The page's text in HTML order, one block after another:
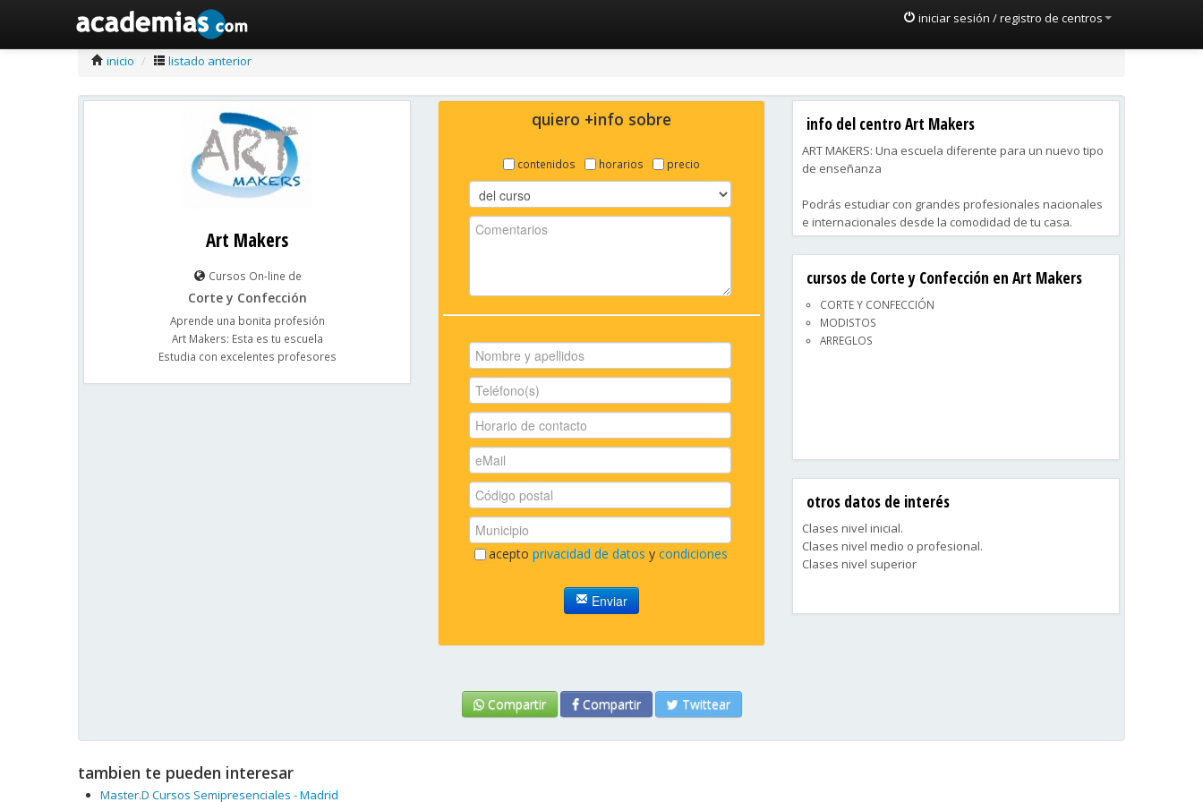
iniciar sesión / registro de centros
inicio / listado anterior
Art Makers
Cursos On-line de
Corte y Confección
Aprende una bonita profesión
Art Makers: Esta es tu escuela
Estudia con excelentes profesores
quiero +info sobre
contenidos horarios precio
aceptoprivacidad de datos ycondiciones
Enviar
info del centro Art Makers
ART MAKERS: Una escuela diferente para un nuevo tipo
de enseñanza
Podrás estudiar con grandes profesionales nacionales
e internacionales desde la comodidad de tu casa.
Estés donde estés, vivas donde vivas, podrás asistir a
tus clases de forma regular.
Enseñanza ONLINE CON:
Clases en Directo con tus profesores
Clases editadas con tutores
cursos de Corte y Confección en Art Makers
CORTE Y CONFECCIÓN
MODISTOS
ARREGLOS
otros datos de interés
Clases nivel inicial.
Clases nivel medio o profesional.
Clases nivel superior
Compartir Compartir Twittear
tambien te pueden interesar
Master.D Cursos Semipresenciales - Madrid